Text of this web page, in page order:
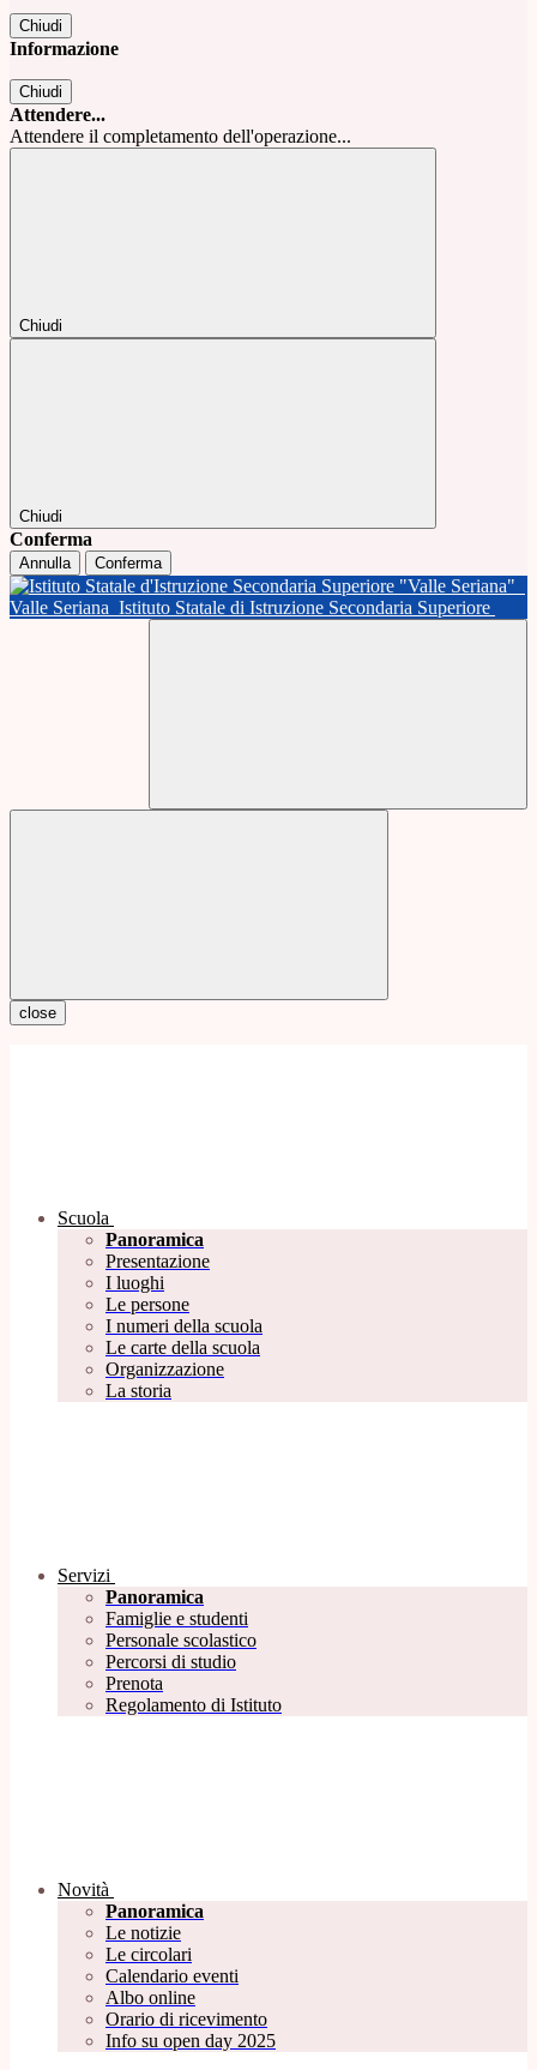
Chiudi
Informazione
Chiudi
Attendere...
Attendere il completamento dell'operazione...
Chiudi
Chiudi
Conferma
Annulla Conferma
Valle Seriana Istituto Statale di Istruzione Secondaria Superiore
close
Scuola
Panoramica
Presentazione
I luoghi
Le persone
I numeri della scuola
Le carte della scuola
Organizzazione
La storia
Servizi
Panoramica
Famiglie e studenti
Personale scolastico
Percorsi di studio
Prenota
Regolamento di Istituto
Novità
Panoramica
Le notizie
Le circolari
Calendario eventi
Albo online
Orario di ricevimento
Info su open day 2025